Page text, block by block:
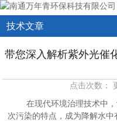
技术文章
带您深入解析紫外光催
点击次数：
在现代环境治理技术中，
次污染的特点，成为降解水